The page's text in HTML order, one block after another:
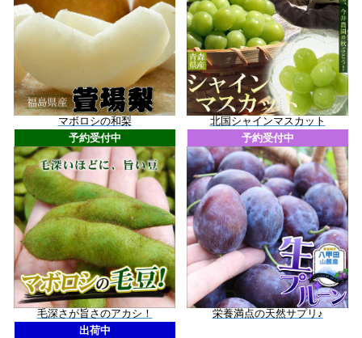
マボロシの和梨
北国シャインマスカット
予約受付中
毛深さが旨さのアカシ！
予約受付中
栄養満点の天然サプリ♪
出荷中